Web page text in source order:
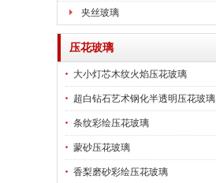
夹丝玻璃
压花玻璃
大小灯芯木纹火焰压花玻璃
超白钻石艺术钢化半透明压花玻璃
条纹彩绘压花玻璃
蒙砂压花玻璃
香梨磨砂彩绘压花玻璃